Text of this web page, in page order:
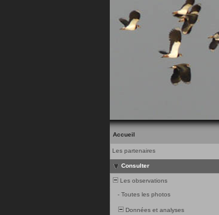
Accueil
Les partenaires
Consulter
Les observations
- Toutes les photos
Données et analyses